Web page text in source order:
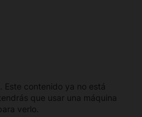
Este contenido ya no está
que usar una máquina
verlo.